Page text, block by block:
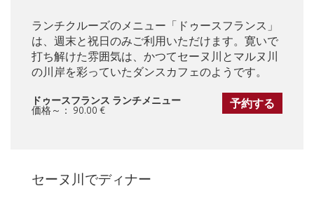
ランチクルーズのメニュー「ドゥースフランス」
は、週末と祝日のみご利用いただけます。寛いで
打ち解けた雰囲気は、かつてセーヌ川とマルヌ川
の川岸を彩っていたダンスカフェのようです。
ドゥースフランス ランチメニュー
価格～： 90.00 €
予約する
セーヌ川でディナー